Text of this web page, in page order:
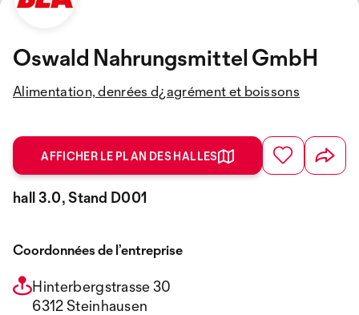
Oswald Nahrungsmittel GmbH
Alimentation, denrées d¿agrément et boissons
AFFICHER LE PLAN DES HALLES
hall 3.0, Stand D001
Coordonnées de l’entreprise
Hinterbergstrasse 30
6312 Steinhausen